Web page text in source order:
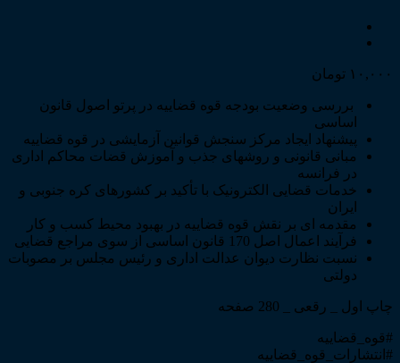
۱۰,۰۰۰ تومان
بررسی وضعیت بودجه قوه قضاییه در پرتو اصول قانون
اساسی
پیشنهاد ایجاد مرکز سنجش قوانین آزمایشی در قوه قضاییه
مبانی قانونی و روشهای جذب و آموزش قضات محاکم اداری
در فرانسه
خدمات قضایی الکترونیک با تأکید بر کشورهای کره جنوبی و
ایران
مقدمه ای بر نقش قوه قضاییه در بهبود محیط کسب و کار
فرآیند اعمال اصل 170 قانون اساسی از سوی مراجع قضایی
نسبت نظارت دیوان عدالت اداری و رئیس مجلس بر مصوبات
دولتی
چاپ اول _ رقعی _ 280 صفحه
#قوه_قضاییه
#انتشارات_قوه_قضاییه